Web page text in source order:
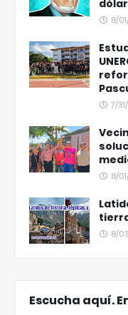
8/
7/
8/
8/
Escucha aquí.